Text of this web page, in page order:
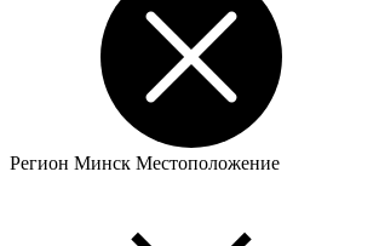
Регион Минск Местоположение